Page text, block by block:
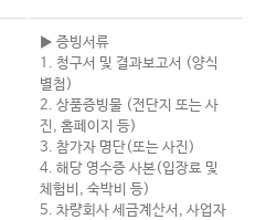
▶ 증빙서류
1. 청구서 및 결과보고서 (양식
별첨)
2. 상품증빙물 (전단지 또는 사
진, 홈페이지 등)
3. 참가자 명단(또는 사진)
4. 해당 영수증 사본(입장료 및
체험비, 숙박비 등)
5. 차량회사 세금계산서, 사업자